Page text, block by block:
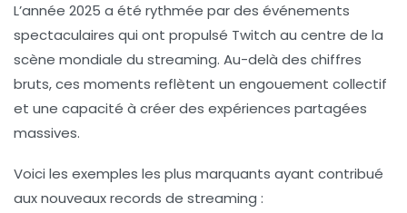
L’année 2025 a été rythmée par des événements
spectaculaires qui ont propulsé Twitch au centre de la
scène mondiale du streaming. Au-delà des chiffres
bruts, ces moments reflètent un engouement collectif
et une capacité à créer des expériences partagées
massives.
Voici les exemples les plus marquants ayant contribué
aux nouveaux records de streaming :